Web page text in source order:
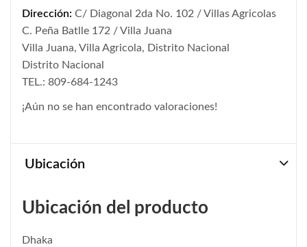
Dirección: C/ Diagonal 2da No. 102 / Villas Agricolas
C. Peña Batlle 172 / Villa Juana
Villa Juana, Villa Agricola, Distrito Nacional
Distrito Nacional
TEL.: 809-684-1243
¡Aún no se han encontrado valoraciones!
Ubicación
Ubicación del producto
Dhaka